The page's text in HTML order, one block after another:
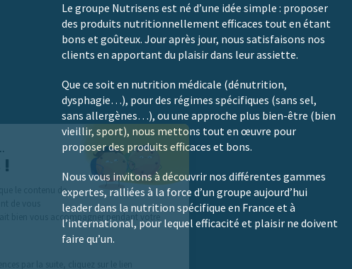
Salut c'est nous...
les Cookies !
On a attendu d'être sûrs que le contenu de
ce site vous intéresse avant de vous
déranger, mais on aimerait bien vous accompagner pendant votre
C'est OK pour vous ?
Le groupe Nutrisens est né d’une idée simple : proposer
des produits nutritionnellement efficaces tout en étant
bons et goûteux. Jour après jour, nous satisfaisons nos
clients en apportant du plaisir dans leur assiette.
Que ce soit en nutrition médicale (dénutrition,
dysphagie…), pour des régimes spécifiques (sans sel,
sans allergènes…), ou une approche plus bien-être (bien
vieillir, sport), nous mettons tout en œuvre pour
proposer des produits efficaces et bons.
Nous vous invitons à découvrir nos différentes gammes
expertes, ralliées à la force d’un groupe aujourd’hui
leader dans la nutrition spécifique en France et à
l’international, pour lequel efficacité et plaisir ne doivent
faire qu’un.